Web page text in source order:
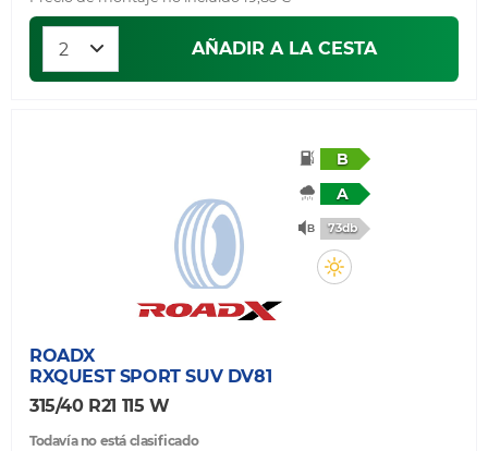
AÑADIR A LA CESTA
B
A
73db
ROADX
RXQUEST SPORT SUV DV81
315/40 R21 115 W
Todavía no está clasificado